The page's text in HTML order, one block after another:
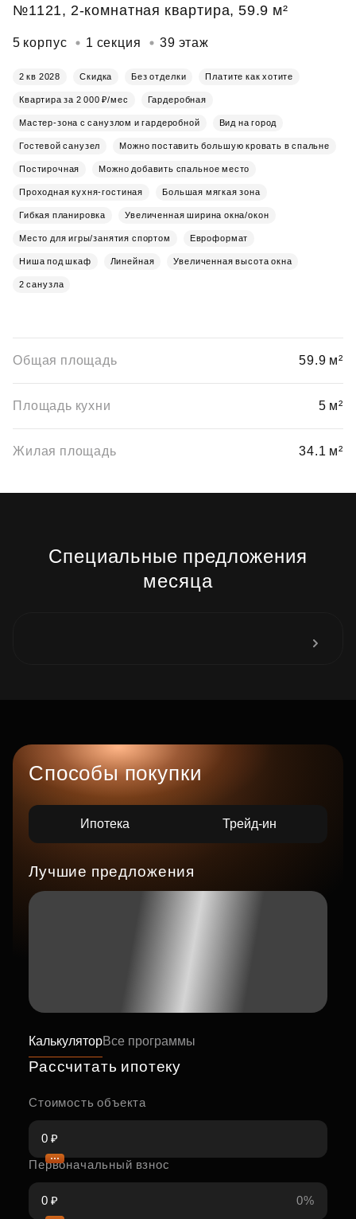
№1121, 2-комнатная квартира, 59.9 м²
5 корпус 1 секция 39 этаж
2 кв 2028 Скидка Без отделки Платите как хотите
Квартира за 2 000 ₽/мес Гардеробная
Мастер-зона с санузлом и гардеробной Вид на город
Гостевой санузел Можно поставить большую кровать в спальне
Постирочная Можно добавить спальное место
Проходная кухня-гостиная Большая мягкая зона
Гибкая планировка Увеличенная ширина окна/окон
Место для игры/занятия спортом Евроформат
Ниша под шкаф Линейная Увеличенная высота окна
2 санузла
Общая площадь 59.9 м²
Площадь кухни 5 м²
Жилая площадь 34.1 м²
Специальные предложения
месяца
Способы покупки
Ипотека Трейд-ин
Лучшие предложения
КалькуляторВсе программы
Рассчитать ипотеку
Стоимость объекта
Первоначальный взнос
0%